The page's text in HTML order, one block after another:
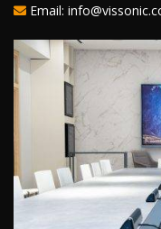
Email: